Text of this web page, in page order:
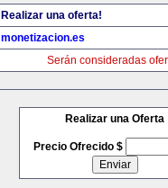
Realizar una oferta!
monetizacion.es
Serán consideradas
Realizar una Oferta
Precio Ofrecido $